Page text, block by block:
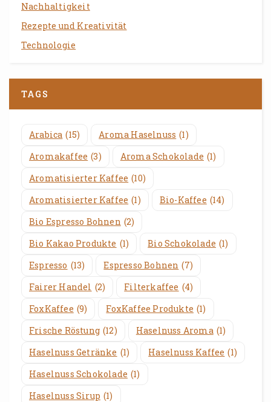
Nachhaltigkeit
Rezepte und Kreativität
Technologie
TAGS
Arabica (15) Aroma Haselnuss (1)
Aromakaffee (3) Aroma Schokolade (1)
Aromatisierter Kaffee (10)
Aromatisierter Kaffee (1) Bio-Kaffee (14)
Bio Espresso Bohnen (2)
Bio Kakao Produkte (1) Bio Schokolade (1)
Espresso (13) Espresso Bohnen (7)
Fairer Handel (2) Filterkaffee (4)
FoxKaffee (9) FoxKaffee Produkte (1)
Frische Röstung (12) Haselnuss Aroma (1)
Haselnuss Getränke (1) Haselnuss Kaffee (1)
Haselnuss Schokolade (1)
Haselnuss Sirup (1)